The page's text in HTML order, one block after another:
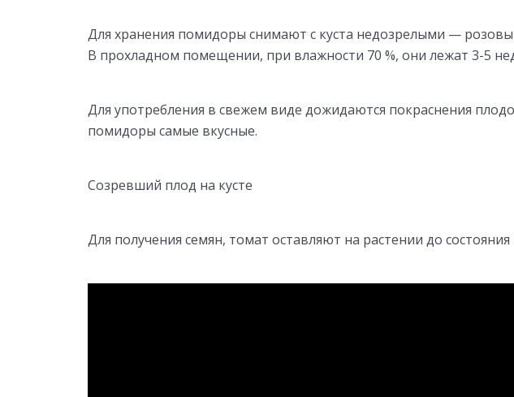
Для хранения помидоры снимают с куста недозрелыми —
В прохладном помещении, при влажности 70 %, они лежат 3-5
Для употребления в свежем виде дожидаются покраснения
помидоры самые вкусные.
Созревший плод на кусте
Для получения семян, томат оставляют на растении до